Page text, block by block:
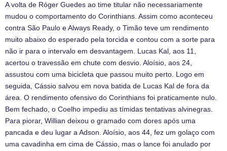
A volta de Róger Guedes ao time titular não necessariamente
mudou o comportamento do Corinthians. Assim como aconteceu
contra São Paulo e Always Ready, o Timão teve um rendimento
muito abaixo do esperado pela torcida e contou com a sorte para
não ir para o intervalo em desvantagem. Lucas Kal, aos 11,
acertou o travessão em chute com desvio. Aloísio, aos 24,
assustou com uma bicicleta que passou muito perto. Logo em
seguida, Cássio salvou em nova batida de Lucas Kal de fora da
área. O rendimento ofensivo do Corinthians foi praticamente nulo.
Bem fechado, o Coelho impediu as tímidas tentativas alvinegras.
Para piorar, Willian deixou o gramado com dores após uma
pancada e deu lugar a Adson. Aloísio, aos 44, fez um golaço com
uma cavadinha em cima de Cássio, mas o lance foi anulado por